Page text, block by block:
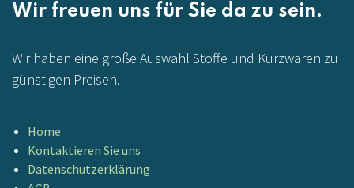
Wir freuen uns für Sie da zu sein.
Wir haben eine große Auswahl Stoffe und Kurzwaren zu
günstigen Preisen.
Home
Kontaktieren Sie uns
Datenschutzerklärung